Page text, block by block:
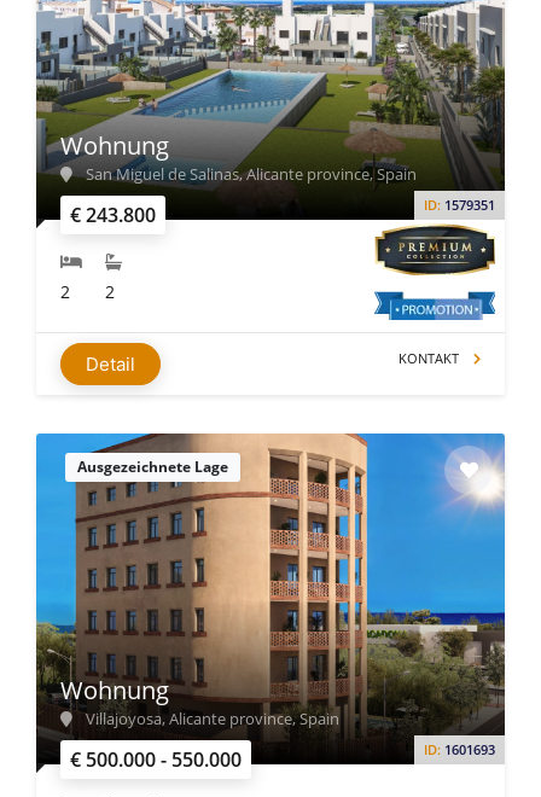
€ 243.800 ID: 1579351
Wohnung
San Miguel de Salinas, Alicante province, Spain
2 2
Detail KONTAKT
Ausgezeichnete Lage
€ 500.000 - 550.000 ID: 1601693
Wohnung
Villajoyosa, Alicante province, Spain